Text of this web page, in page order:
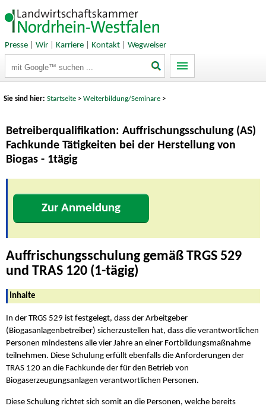
Presse| Wir| Karriere| Kontakt| Wegweiser
Sie sind hier:Startseite >Weiterbildung/Seminare >
Betreiberqualifikation: Auffrischungsschulung (AS)
Fachkunde Tätigkeiten bei der Herstellung von
Biogas - 1tägig
Zur Anmeldung
Auffrischungsschulung gemäß TRGS 529
und TRAS 120 (1-tägig)
Inhalte
In der TRGS 529 ist festgelegt, dass der Arbeitgeber
(Biogasanlagenbetreiber) sicherzustellen hat, dass die verantwortlichen
Personen mindestens alle vier Jahre an einer Fortbildungsmaßnahme
teilnehmen. Diese Schulung erfüllt ebenfalls die Anforderungen der
TRAS 120 an die Fachkunde der für den Betrieb von
Biogaserzeugungsanlagen verantwortlichen Personen.
Diese Schulung richtet sich somit an die Personen, welche bereits